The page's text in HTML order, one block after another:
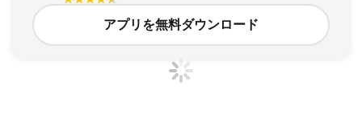
アプリを無料ダウンロード